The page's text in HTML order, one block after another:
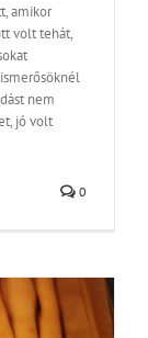
amikor
volt tehát,
nem
jó volt
0